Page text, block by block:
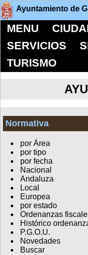
Ayuntamiento de
MENU
SERVICIOS
TURISMO
Normativa
por Área
por tipo
por fecha
Nacional
Andaluza
Local
Europea
por estado
Ordenanzas
Histórico
P.G.O.U.
Novedades
Buscar